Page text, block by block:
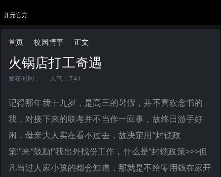
开元官方
首页 校园情事 正文
火锅店打工奇遇
发布时间： 人气：741
记得那年我十九岁，是高三的暑假，并不喜欢念书的
我，对接下来的联考并不当作一回事，故终日游手好
闲，母亲大人实在看不过去，故决定用“封锁政
策!”来“鼓励!”我出外找份工作，什么是“封锁政策>>>但
凡当过人家小孩的都会知道，那就是不给零用钱在家开